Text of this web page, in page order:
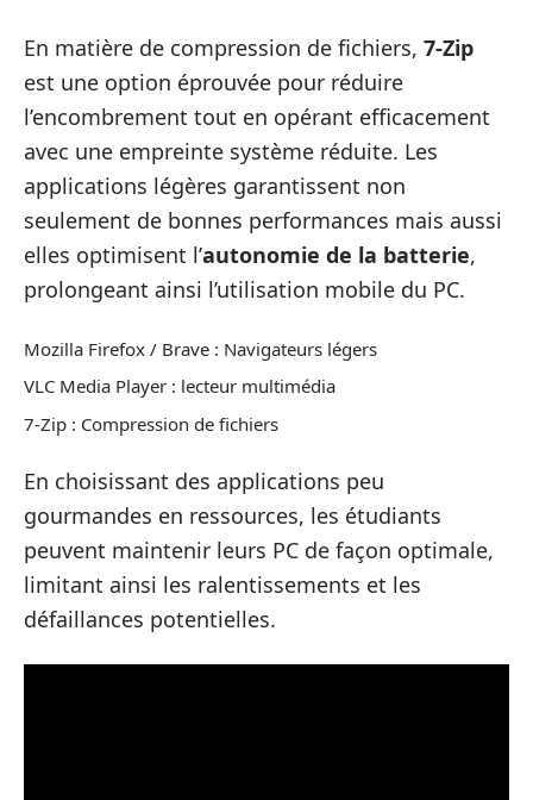
En matière de compression de fichiers, 7-Zip
est une option éprouvée pour réduire
l’encombrement tout en opérant efficacement
avec une empreinte système réduite. Les
applications légères garantissent non
seulement de bonnes performances mais aussi
elles optimisent l’autonomie de la batterie,
prolongeant ainsi l’utilisation mobile du PC.
Mozilla Firefox / Brave : Navigateurs légers
VLC Media Player : lecteur multimédia
7-Zip : Compression de fichiers
En choisissant des applications peu
gourmandes en ressources, les étudiants
peuvent maintenir leurs PC de façon optimale,
limitant ainsi les ralentissements et les
défaillances potentielles.